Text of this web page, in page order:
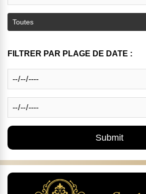
FILTRER PAR PLAGE DE DATE :